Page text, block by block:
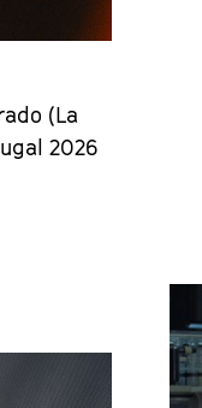
(La
2026